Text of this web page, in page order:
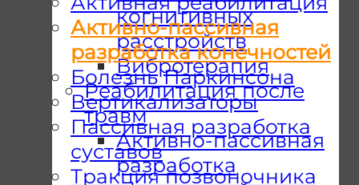
когнитивных
расстройств
Вибротерапия
Реабилитация после
травм
Активно-пассивная
разработка
Активно-пассивная
разработка конечностей
Болезнь Паркинсона
Вертикализаторы
Пассивная разработка
суставов
Тракция позвоночника